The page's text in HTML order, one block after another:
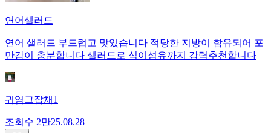
연어샐러드
연어 샐러드 부드럽고 맛있습니다 적당한 지방이 함유되어 포
만감이 충분합니다 샐러드로 식이섬유까지 강력추천합니다
귀염그잡채1
조회수 2만25.08.28